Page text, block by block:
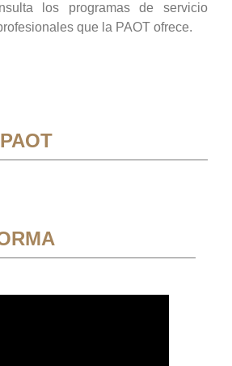
los programas de servicio
que la PAOT ofrece.